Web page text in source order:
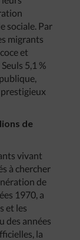
sociale. Par
migrants
et
5,1 %
de
vivant
à chercher
de
1970, a
et les
des années
la